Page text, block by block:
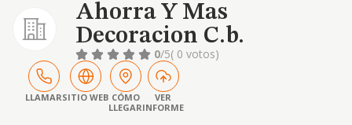
Ahorra Y Mas
Decoracion C.b.
0/5( 0 votos)
LLAMARSITIO WEB CÓMO
LLEGAR
VER
INFORME